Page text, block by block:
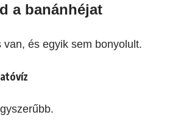
a banánhéjat
van, és egyik sem bonyolult.